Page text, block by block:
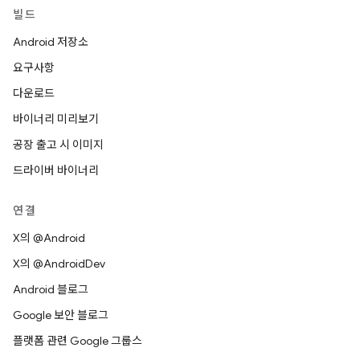
빌드
Android 저장소
요구사항
다운로드
바이너리 미리보기
공장 출고 시 이미지
드라이버 바이너리
연결
X의 @Android
X의 @AndroidDev
Android 블로그
Google 보안 블로그
플랫폼 관련 Google 그룹스